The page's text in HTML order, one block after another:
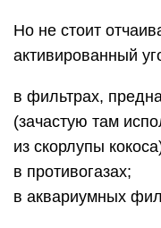
Но не стоит
активированный
в фильтрах,
(зачастую там
из скорлупы
в противогазах;
в аквариумных